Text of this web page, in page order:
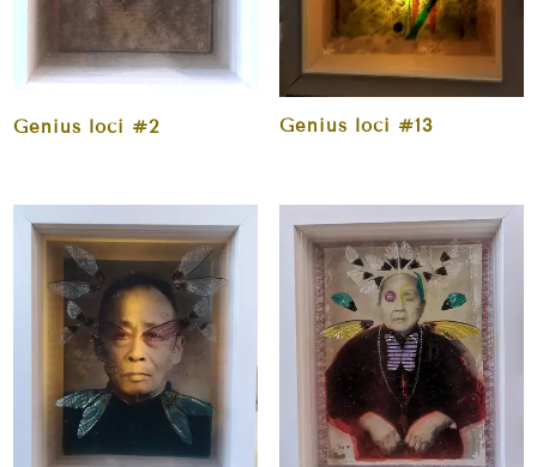
Genius loci #2 Genius loci #13